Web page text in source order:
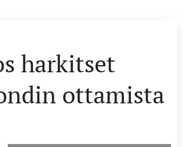
harkitset
ottamista